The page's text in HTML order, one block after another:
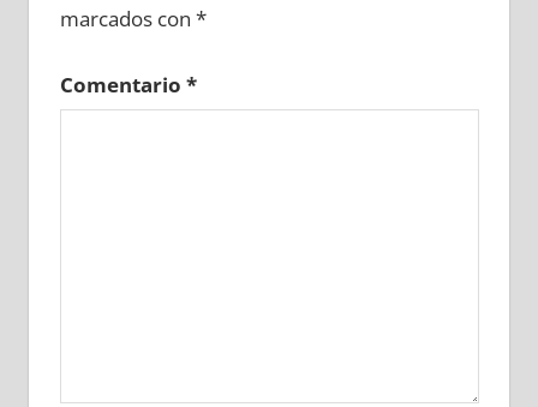
marcados con *
Comentario *